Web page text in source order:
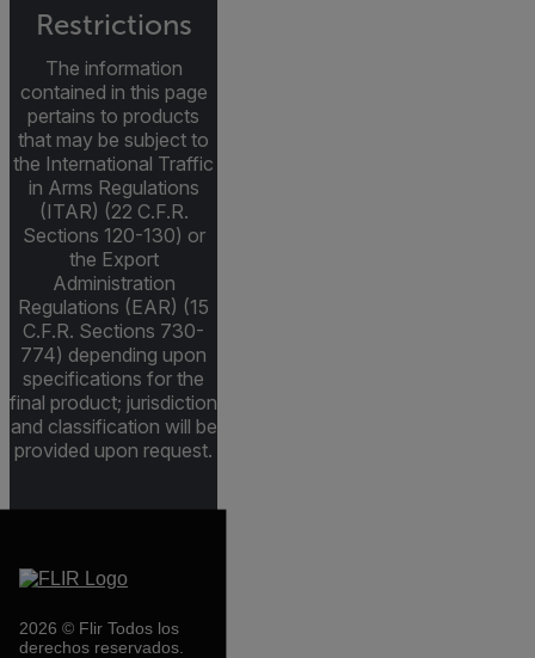
Restrictions
The information
contained in this page
pertains to products
that may be subject to
the International Traffic
in Arms Regulations
(ITAR) (22 C.F.R.
Sections 120-130) or
the Export
Administration
Regulations (EAR) (15
C.F.R. Sections 730-
774) depending upon
specifications for the
final product; jurisdiction
and classification will be
provided upon request.
2026 © Flir Todos los
derechos reservados.